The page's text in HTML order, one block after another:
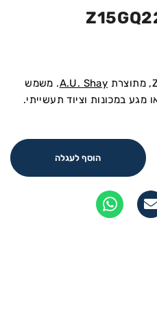
A.U. Shay. משמש
מגע במכונות וציוד תעשייתי.
הוסף לעגלה